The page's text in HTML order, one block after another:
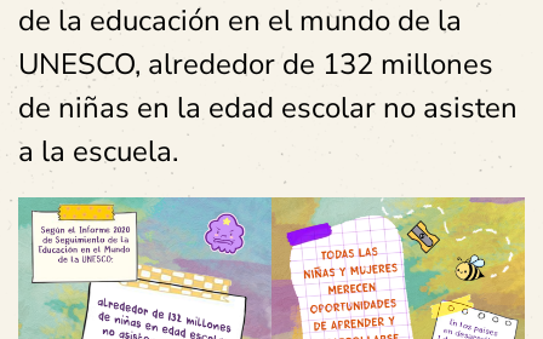
de la educación en el mundo de la
UNESCO, alrededor de 132 millones
de niñas en la edad escolar no asisten
a la escuela.